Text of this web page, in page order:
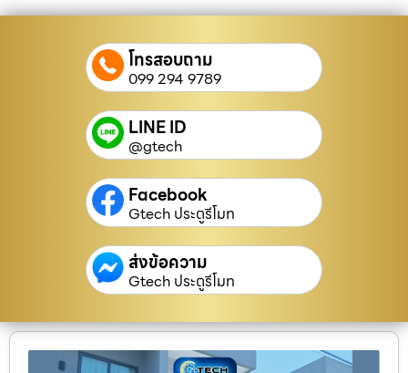
โทรสอบถาม
099 294 9789
LINE ID
@gtech
Facebook
Gtech ประตูรีโมท
ส่งข้อความ
Gtech ประตูรีโมท